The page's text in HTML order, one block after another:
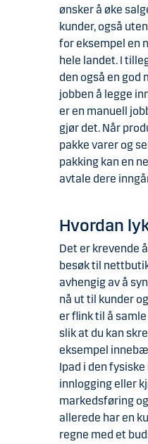
ønsker å øke
kunder, også
for eksempel en
hele landet. I
den også en god
jobben å legge
er en manuell
gjør det. Når
pakke varer og
pakking kan en
avtale dere
Hvordan
Det er krevende
besøk til
avhengig av å
nå ut til kunder
er flink til å
slik at du kan
eksempel
Ipad i den
innlogging eller
markedsføring
allerede har en
regne med et